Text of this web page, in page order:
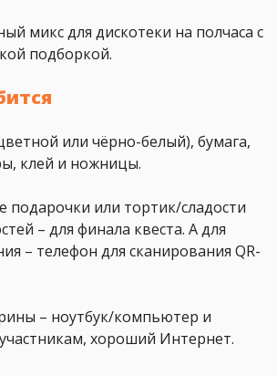
микс для дискотеки на полчаса с
подборкой.
или чёрно-белый), бумага,
клей и ножницы.
подарочки или тортик/сладости
– для финала квеста. А для
– телефон для сканирования QR-
– ноутбук/компьютер и
хороший Интернет.